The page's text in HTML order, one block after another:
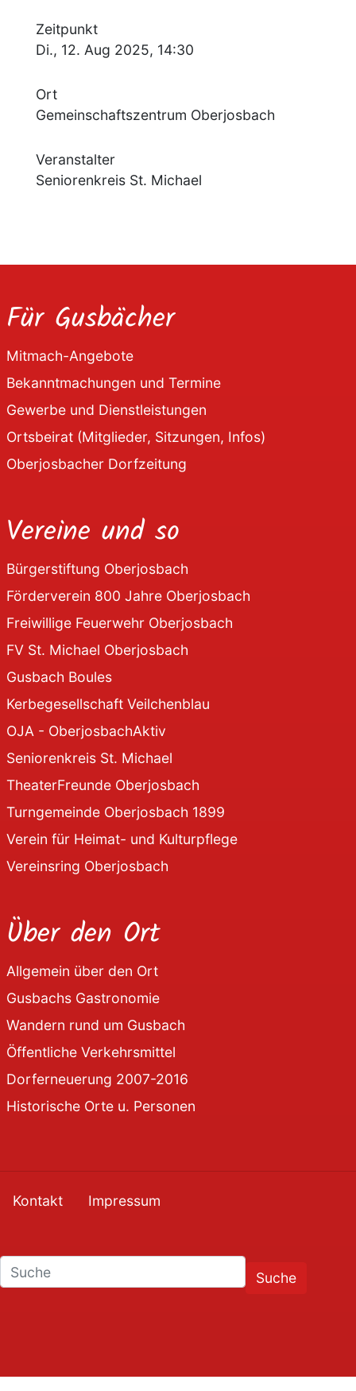
Zeitpunkt
Di., 12. Aug 2025, 14:30
Ort
Gemeinschaftszentrum Oberjosbach
Veranstalter
Seniorenkreis St. Michael
Für Gusbächer
Mitmach-Angebote
Bekanntmachungen und Termine
Gewerbe und Dienstleistungen
Ortsbeirat (Mitglieder, Sitzungen, Infos)
Oberjosbacher Dorfzeitung
Vereine und so
Bürgerstiftung Oberjosbach
Förderverein 800 Jahre Oberjosbach
Freiwillige Feuerwehr Oberjosbach
FV St. Michael Oberjosbach
Gusbach Boules
Kerbegesellschaft Veilchenblau
OJA - OberjosbachAktiv
Seniorenkreis St. Michael
TheaterFreunde Oberjosbach
Turngemeinde Oberjosbach 1899
Verein für Heimat- und Kulturpflege
Vereinsring Oberjosbach
Über den Ort
Allgemein über den Ort
Gusbachs Gastronomie
Wandern rund um Gusbach
Öffentliche Verkehrsmittel
Dorferneuerung 2007-2016
Historische Orte u. Personen
Kontakt Impressum